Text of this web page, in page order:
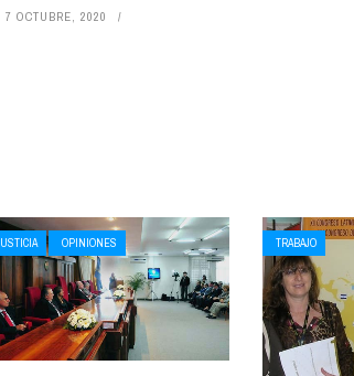
7 OCTUBRE, 2020
OPINIONES TRABAJO